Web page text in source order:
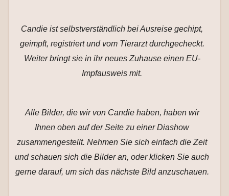
Candie ist selbstverständlich bei Ausreise gechipt,
geimpft, registriert und vom Tierarzt durchgecheckt.
Weiter bringt sie in ihr neues Zuhause einen EU-
Impfausweis mit.
Alle Bilder, die wir von Candie haben, haben wir
Ihnen oben auf der Seite zu einer Diashow
zusammengestellt. Nehmen Sie sich einfach die Zeit
und schauen sich die Bilder an, oder klicken Sie auch
gerne darauf, um sich das nächste Bild anzuschauen.